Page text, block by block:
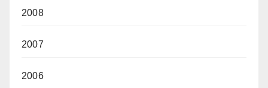
2008
2007
2006